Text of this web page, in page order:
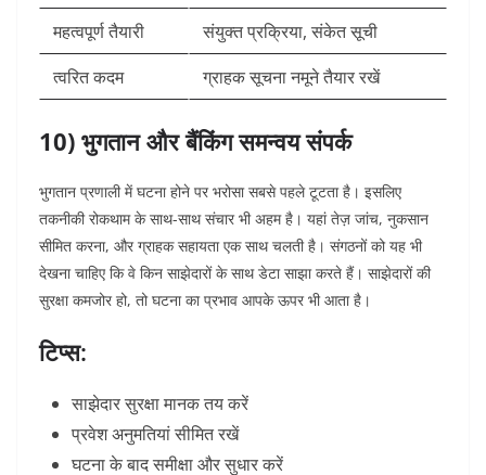
महत्वपूर्ण तैयारी
संयुक्त प्रक्रिया, संकेत सूची
त्वरित कदम
ग्राहक सूचना नमूने तैयार रखें
10) भुगतान और बैंकिंग समन्वय संपर्क
भुगतान प्रणाली में घटना होने पर भरोसा सबसे पहले टूटता है। इसलिए
तकनीकी रोकथाम के साथ-साथ संचार भी अहम है। यहां तेज़ जांच, नुकसान
सीमित करना, और ग्राहक सहायता एक साथ चलती है। संगठनों को यह भी
देखना चाहिए कि वे किन साझेदारों के साथ डेटा साझा करते हैं। साझेदारों की
सुरक्षा कमजोर हो, तो घटना का प्रभाव आपके ऊपर भी आता है।
टिप्स:
साझेदार सुरक्षा मानक तय करें
प्रवेश अनुमतियां सीमित रखें
घटना के बाद समीक्षा और सुधार करें